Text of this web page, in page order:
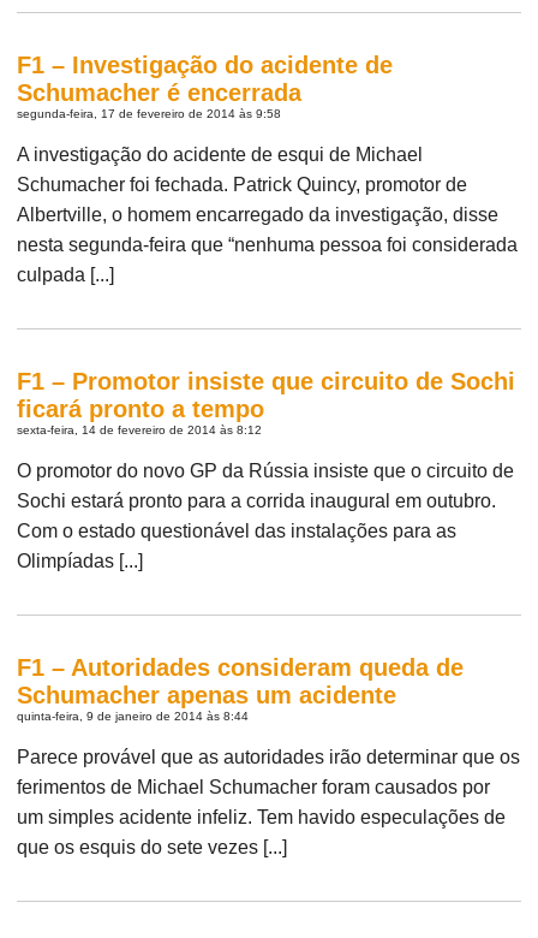
F1 – Investigação do acidente de
Schumacher é encerrada
segunda-feira, 17 de fevereiro de 2014 às 9:58
A investigação do acidente de esqui de Michael
Schumacher foi fechada. Patrick Quincy, promotor de
Albertville, o homem encarregado da investigação, disse
nesta segunda-feira que “nenhuma pessoa foi considerada
culpada [...]
F1 – Promotor insiste que circuito de Sochi
ficará pronto a tempo
sexta-feira, 14 de fevereiro de 2014 às 8:12
O promotor do novo GP da Rússia insiste que o circuito de
Sochi estará pronto para a corrida inaugural em outubro.
Com o estado questionável das instalações para as
Olimpíadas [...]
F1 – Autoridades consideram queda de
Schumacher apenas um acidente
quinta-feira, 9 de janeiro de 2014 às 8:44
Parece provável que as autoridades irão determinar que os
ferimentos de Michael Schumacher foram causados por
um simples acidente infeliz. Tem havido especulações de
que os esquis do sete vezes [...]